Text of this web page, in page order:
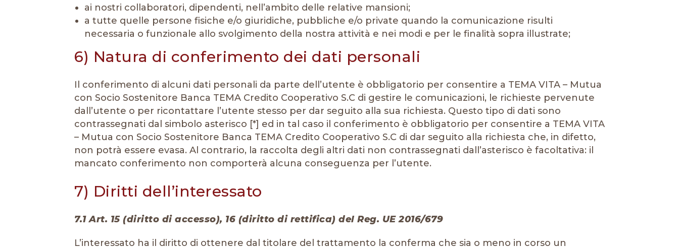
ai nostri collaboratori, dipendenti, nell’ambito delle relative mansioni;
a tutte quelle persone fisiche e/o giuridiche, pubbliche e/o private quando la comunicazione risulti
necessaria o funzionale allo svolgimento della nostra attività e nei modi e per le finalità sopra illustrate;
6) Natura di conferimento dei dati personali
Il conferimento di alcuni dati personali da parte dell’utente è obbligatorio per consentire a TEMA VITA – Mutua
con Socio Sostenitore Banca TEMA Credito Cooperativo S.C di gestire le comunicazioni, le richieste pervenute
dall’utente o per ricontattare l’utente stesso per dar seguito alla sua richiesta. Questo tipo di dati sono
contrassegnati dal simbolo asterisco [*] ed in tal caso il conferimento è obbligatorio per consentire a TEMA VITA
– Mutua con Socio Sostenitore Banca TEMA Credito Cooperativo S.C di dar seguito alla richiesta che, in difetto,
non potrà essere evasa. Al contrario, la raccolta degli altri dati non contrassegnati dall’asterisco è facoltativa: il
mancato conferimento non comporterà alcuna conseguenza per l’utente.
7) Diritti dell’interessato
7.1 Art. 15 (diritto di accesso), 16 (diritto di rettifica) del Reg. UE 2016/679
L’interessato ha il diritto di ottenere dal titolare del trattamento la conferma che sia o meno in corso un